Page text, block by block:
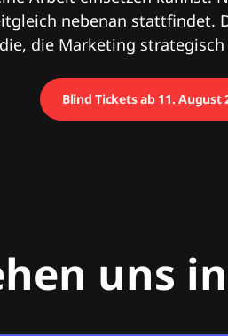
nebenan stattfindet.
die Marketing
Blind Tickets ab 11. August
uns